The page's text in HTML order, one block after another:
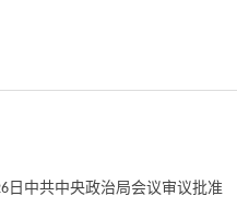
日中共中央政治局会议审议批准